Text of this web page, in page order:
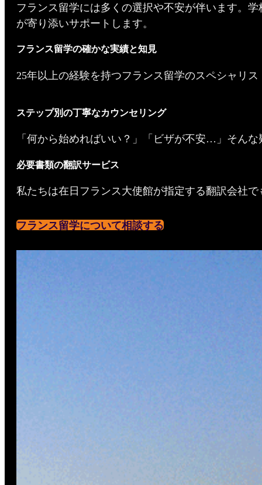
フランス留学には多くの選択や不安が伴います。
が寄り添いサポートします。
フランス留学の確かな実績と知見
25年以上の経験を持つフランス留学のスペシャリ
ステップ別の丁寧なカウンセリング
「何から始めればいい？」「ビザが不安…」そん
必要書類の翻訳サービス
私たちは在日フランス大使館が指定する翻訳会社
フランス留学について相談する